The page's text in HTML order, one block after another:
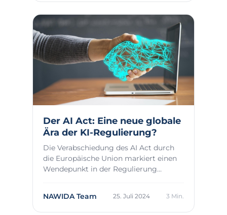
Der AI Act: Eine neue globale
Ära der KI-Regulierung?
Die Verabschiedung des AI Act durch
die Europäische Union markiert einen
Wendepunkt in der Regulierung
NAWIDA Team
25. Juli 2024 3 Min.